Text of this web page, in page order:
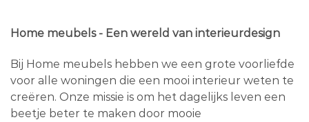
Home meubels - Een wereld van interieurdesign
Bij Home meubels hebben we een grote voorliefde
voor alle woningen die een mooi interieur weten te
creëren. Onze missie is om het dagelijks leven een
beetje beter te maken door mooie